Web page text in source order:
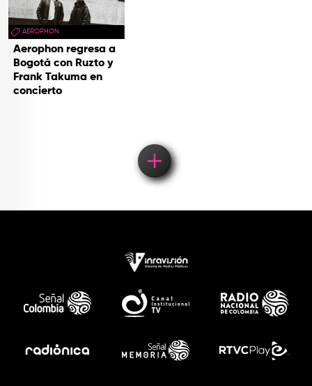
AEROPHON
Aerophon regresa a
Bogotá con Ruzto y
Frank Takuma en
concierto